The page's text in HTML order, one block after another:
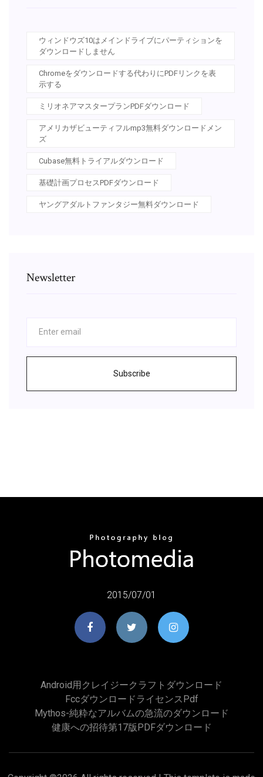
ウィンドウズ10はメインドライブにパーティションを
ダウンロードしません
Chromeをダウンロードする代わりにPDFリンクを表
示する
ミリオネアマスタープランPDFダウンロード
アメリカザビューティフルmp3無料ダウンロードメン
ズ
Cubase無料トライアルダウンロード
基礎計画プロセスPDFダウンロード
ヤングアダルトファンタジー無料ダウンロード
Newsletter
Subscribe
2015/07/01
Android用クレイジークラフトダウンロード
Fccダウンロードライセンスpdf
Mythos-純粋なアルバムの急流のダウンロード
健康への招待第17版PDFダウンロード